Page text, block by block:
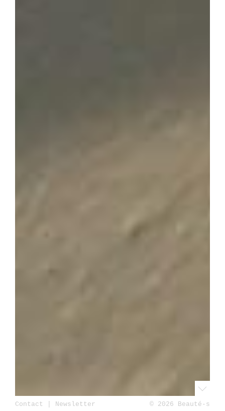
Contact Newsletter © 2026 Beauté-s